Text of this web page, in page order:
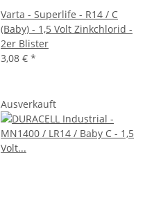
Varta - Superlife - R14 / C
(Baby) - 1,5 Volt Zinkchlorid -
2er Blister
3,08 € *
Ausverkauft